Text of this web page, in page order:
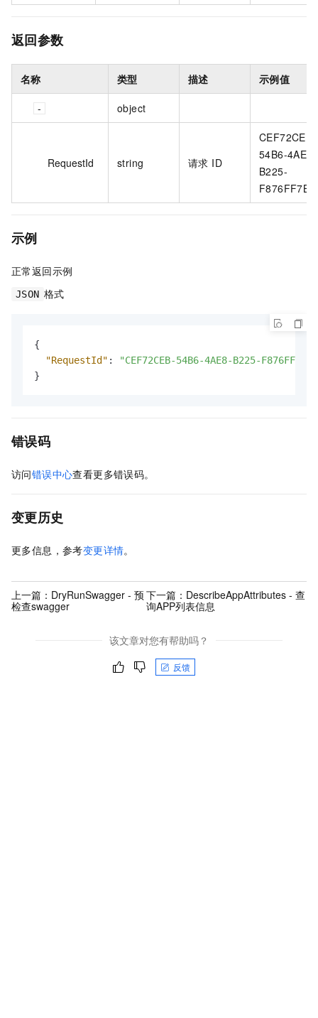
返回参数
名称 类型 描述 示例值
object
RequestId string 请求 ID
CEF72CEB-
54B6-4AE8-
B225-
示例
正常返回示例
JSON 格式
{
"RequestId" :
"CEF72CEB-54B6-4AE8-B225-
}
错误码
访问错误中心查看更多错误码。
变更历史
更多信息，参考变更详情。
上一篇： DryRunSwagger - 预
检查swagger
下一篇： DescribeAppAttributes - 查
询APP列表信息
该文章对您有帮助吗？
反馈